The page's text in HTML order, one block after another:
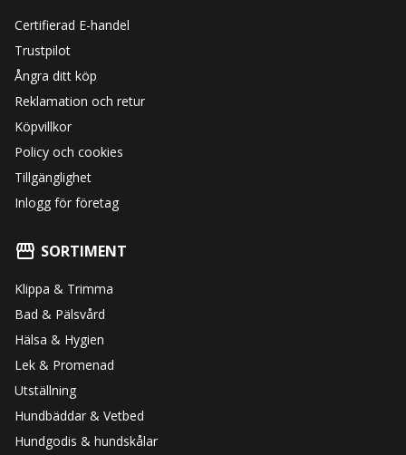
Certifierad E-handel
Trustpilot
Ångra ditt köp
Reklamation och retur
Köpvillkor
Policy och cookies
Tillgänglighet
Inlogg för företag
SORTIMENT
Klippa & Trimma
Bad & Pälsvård
Hälsa & Hygien
Lek & Promenad
Utställning
Hundbäddar & Vetbed
Hundgodis & hundskålar